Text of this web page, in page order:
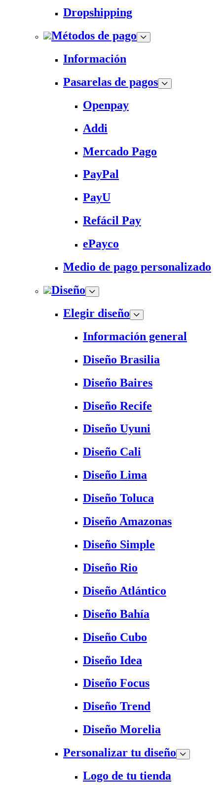
Dropshipping
Métodos de pago
Información
Pasarelas de pagos
Openpay
Addi
Mercado Pago
PayPal
PayU
Refácil Pay
ePayco
Medio de pago personalizado
Diseño
Elegir diseño
Información general
Diseño Brasilia
Diseño Baires
Diseño Recife
Diseño Uyuni
Diseño Cali
Diseño Lima
Diseño Toluca
Diseño Amazonas
Diseño Simple
Diseño Rio
Diseño Atlántico
Diseño Bahía
Diseño Cubo
Diseño Idea
Diseño Focus
Diseño Trend
Diseño Morelia
Personalizar tu diseño
Logo de tu tienda